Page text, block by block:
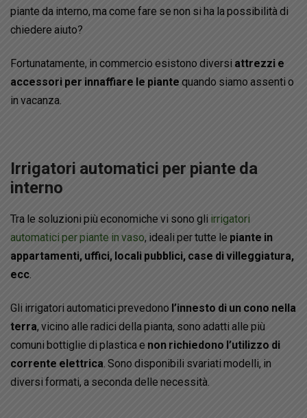
piante da interno, ma come fare se non si ha la possibilità di
chiedere aiuto?
Fortunatamente, in commercio esistono diversi attrezzi e
accessori per innaffiare le piante quando siamo assenti o
in vacanza.
Irrigatori automatici per piante da
interno
Tra le soluzioni più economiche vi sono gli irrigatori
automatici per piante in vaso, ideali per tutte le piante in
appartamenti, uffici, locali pubblici, case di villeggiatura,
ecc.
Gli irrigatori automatici prevedono l’innesto di un cono nella
terra, vicino alle radici della pianta, sono adatti alle più
comuni bottiglie di plastica e non richiedono l’utilizzo di
corrente elettrica. Sono disponibili svariati modelli, in
diversi formati, a seconda delle necessità.